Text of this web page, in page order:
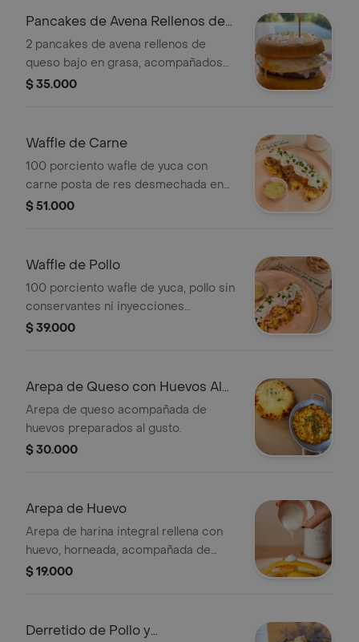
Pancakes de Avena Rellenos de
Queso
2 pancakes de avena rellenos de
queso bajo en grasa, acompañados
de miel orgánica.
$ 35.000
Waffle de Carne
100 porciento wafle de yuca con
carne posta de res desmechada en
baja cocción en guiso criollo,
$ 51.000
Waffle de Pollo
100 porciento wafle de yuca, pollo sin
conservantes ni inyecciones
desmechado en guiso criollo, tzatziki,
$ 39.000
Arepa de Queso con Huevos Al
Gusto
Arepa de queso acompañada de
huevos preparados al gusto.
$ 30.000
Arepa de Huevo
Arepa de harina integral rellena con
huevo, horneada, acompañada de
suero costeño.
$ 19.000
Derretido de Pollo y